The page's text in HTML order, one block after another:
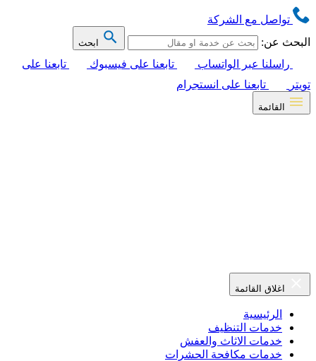
تواصل مع الشركة
البحث عن:
ابحث
راسلنا عبر الواتساب تابعنا على فيسبوك
تابعنا على
تويتر
تابعنا على انستجرام
القائمة
اغلاق القائمة
الرئيسية
خدمات التنظيف
خدمات الاثاث والعفش
خدمات مكافحة الحشرات